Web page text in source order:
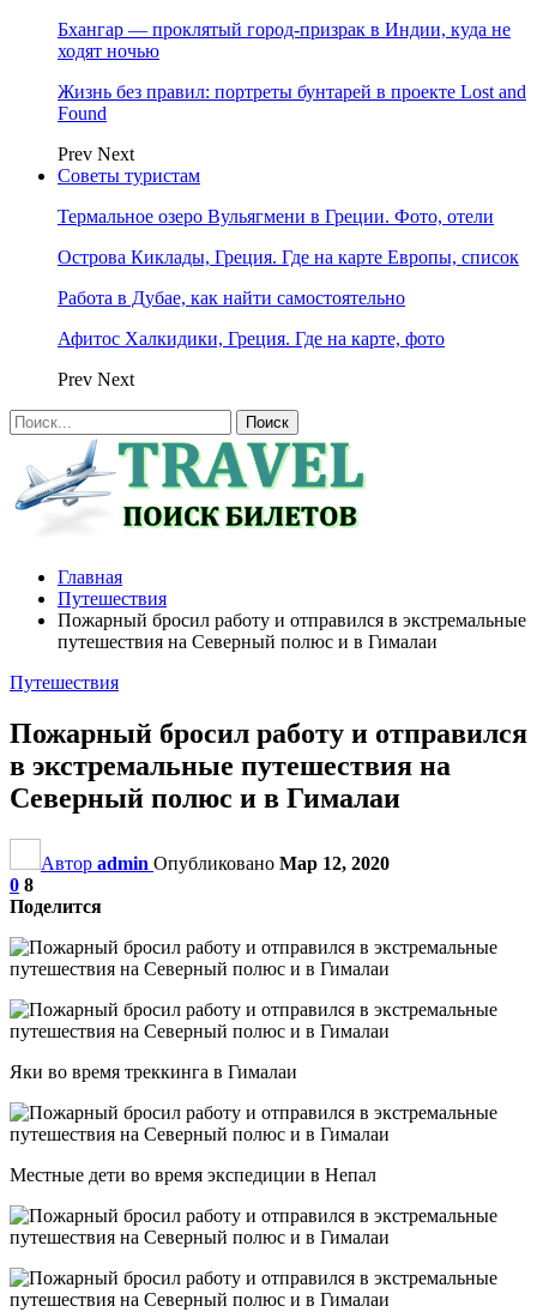
Бхангар — проклятый город-призрак в Индии, куда не
ходят ночью
Жизнь без правил: портреты бунтарей в проекте Lost and
Found
Prev Next
Советы туристам
Термальное озеро Вульягмени в Греции. Фото, отели
Острова Киклады, Греция. Где на карте Европы, список
Работа в Дубае, как найти самостоятельно
Афитос Халкидики, Греция. Где на карте, фото
Prev Next
Главная
Путешествия
Пожарный бросил работу и отправился в экстремальные
путешествия на Северный полюс и в Гималаи
Путешествия
Пожарный бросил работу и отправился
в экстремальные путешествия на
Северный полюс и в Гималаи
Автор admin Опубликовано Мар 12, 2020
0 8
Поделится
Яки во время треккинга в Гималаи
Местные дети во время экспедиции в Непал